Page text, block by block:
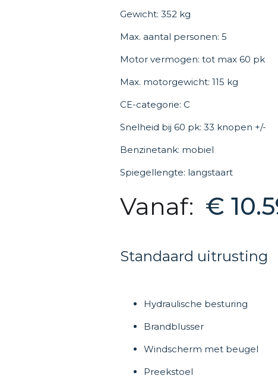
Gewicht: 352 kg
Max. aantal personen: 5
Motor vermogen: tot max 60 pk
Max. motorgewicht: 115 kg
CE-categorie: C
Snelheid bij 60 pk: 33 knopen +/-
Benzinetank: mobiel
Spiegellengte: langstaart
Vanaf: €
Standaard uitrusting
Hydraulische besturing
Brandblusser
Windscherm met beugel
Preekstoel